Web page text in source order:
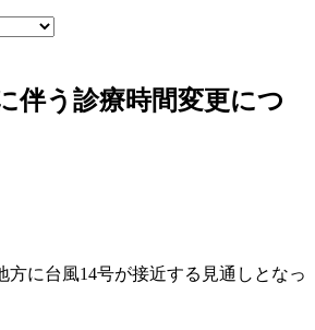
伴う診療時間変更につ
方に台風14号が接近する見通しとなっ